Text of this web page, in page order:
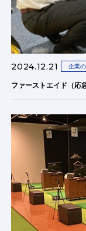
2024.12.21 企業
ファーストエイド（応